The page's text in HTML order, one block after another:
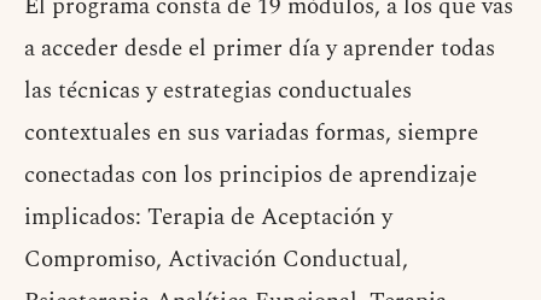
El programa consta de 19 módulos, a los que vas
a acceder desde el primer día y aprender todas
las técnicas y estrategias conductuales
contextuales en sus variadas formas, siempre
conectadas con los principios de aprendizaje
implicados: Terapia de Aceptación y
Compromiso, Activación Conductual,